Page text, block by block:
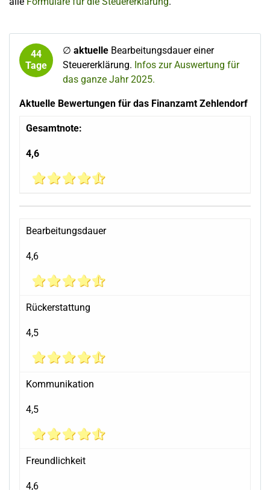
44
Tage
∅ aktuelle Bearbeitungsdauer einer
Steuererklärung. Infos zur Auswertung für
das ganze Jahr 2025.
Aktuelle Bewertungen für das Finanzamt Zehlendorf
Gesamtnote:
4,6
Bearbeitungsdauer
4,6
Rückerstattung
4,5
Kommunikation
4,5
Freundlichkeit
4,6